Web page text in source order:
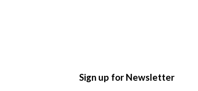
Sign up for Newsletter